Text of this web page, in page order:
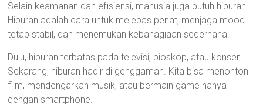
Selain keamanan dan efisiensi, manusia juga butuh hiburan.
Hiburan adalah cara untuk melepas penat, menjaga mood
tetap stabil, dan menemukan kebahagiaan sederhana.
Dulu, hiburan terbatas pada televisi, bioskop, atau konser.
Sekarang, hiburan hadir di genggaman. Kita bisa menonton
film, mendengarkan musik, atau bermain game hanya
dengan smartphone.